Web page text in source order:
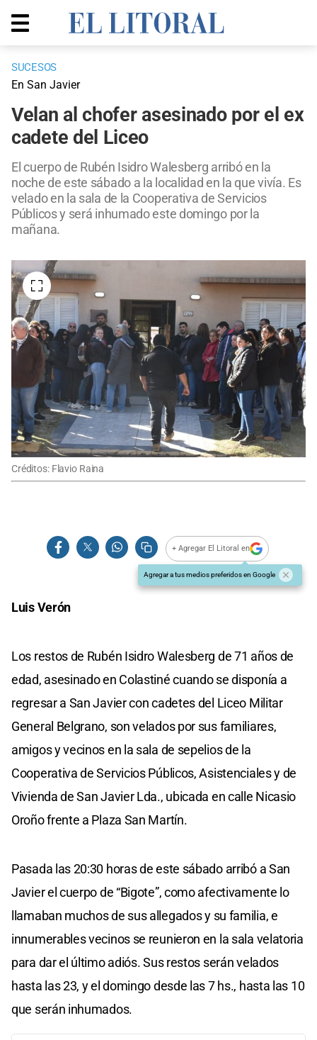
SUCESOS
En San Javier
Velan al chofer asesinado por el ex
cadete del Liceo
El cuerpo de Rubén Isidro Walesberg arribó en la
noche de este sábado a la localidad en la que vivía. Es
velado en la sala de la Cooperativa de Servicios
Públicos y será inhumado este domingo por la
mañana.
Créditos: Flavio Raina
+ Agregar El Litoral en
Agregar a tus medios preferidos en Google
Luis Verón
Los restos de Rubén Isidro Walesberg de 71 años de
edad, asesinado en Colastiné cuando se disponía a
regresar a San Javier con cadetes del Liceo Militar
General Belgrano, son velados por sus familiares,
amigos y vecinos en la sala de sepelios de la
Cooperativa de Servicios Públicos, Asistenciales y de
Vivienda de San Javier Lda., ubicada en calle Nicasio
Oroño frente a Plaza San Martín.
Pasada las 20:30 horas de este sábado arribó a San
Javier el cuerpo de “Bigote”, como afectivamente lo
llamaban muchos de sus allegados y su familia, e
innumerables vecinos se reunieron en la sala velatoria
para dar el último adiós. Sus restos serán velados
hasta las 23, y el domingo desde las 7 hs., hasta las 10
que serán inhumados.